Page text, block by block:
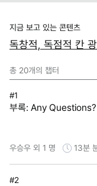
지금 보고 있는 콘텐츠
독창적, 독점적 칸
총 20개의 챕터
#1
부록: Any
우승우 외 1 명 13분
#2